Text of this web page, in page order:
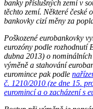
banky příslušných zemí v
těchto zemí. Některé české
bankovky cizí měny za
Poškozené eurobankovky
eurozóny podle rozhodnutí
dubna 2013) o
výměně a stahování
euromince pak podle
č. 1210/2010 (ze dne 15.
euromincí a o zacházení s